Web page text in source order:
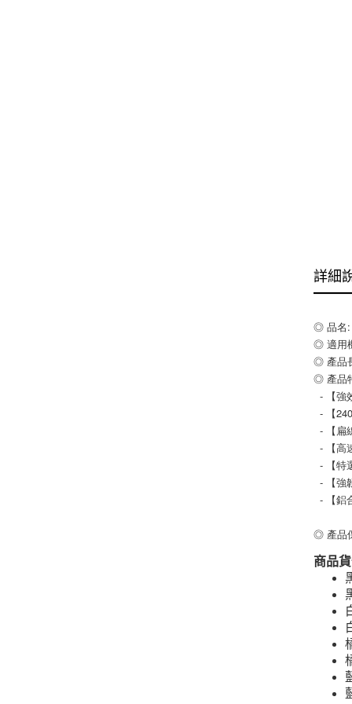
詳細
◎ 品名:
◎ 適用
◎ 產品
◎ 產品
- 【
-
- 【
-
-
-
- 【
◎ 產品
商品